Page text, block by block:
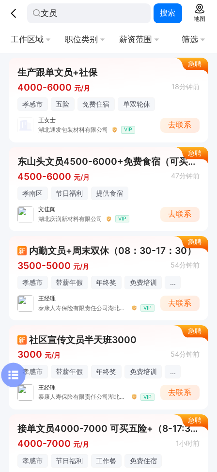
搜索
地图
工作区域 职位类别 薪资范围 筛选
急聘
生产跟单文员+社保
4000-6000 元/月 18分钟前
孝感市 五险 免费住宿 单双轮休
王女士
湖北通发包装材料有限公司
VIP
去联系
急聘
东山头文员4500-6000+免费食宿（可买社保）
4500-6000 元/月 47分钟前
孝南区 节日福利 提供食宿
文佳闻
湖北庆润新材料有限公司
VIP
去联系
急聘
新 内勤文员+周末双休（08：30-17：30）
3500-5000 元/月 54分钟前
孝感市 带薪年假 年终奖 免费培训 ...
王经理
泰康人寿保险有限责任公司湖北孝感城东营销服务部
VIP
去联系
急聘
新 社区宣传文员半天班3000
3000 元/月 54分钟前
孝感市 带薪年假 年终奖 免费培训 ...
王经理
泰康人寿保险有限责任公司湖北孝感城东营销服务部
VIP
去联系
急聘
接单文员4000-7000 可买五险+（8-17:30）
4000-7000 元/月 1小时前
孝感市 节日福利 工作餐 免费住宿